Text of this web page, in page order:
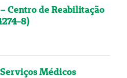
Centro de Reabilitação
8)
Médicos